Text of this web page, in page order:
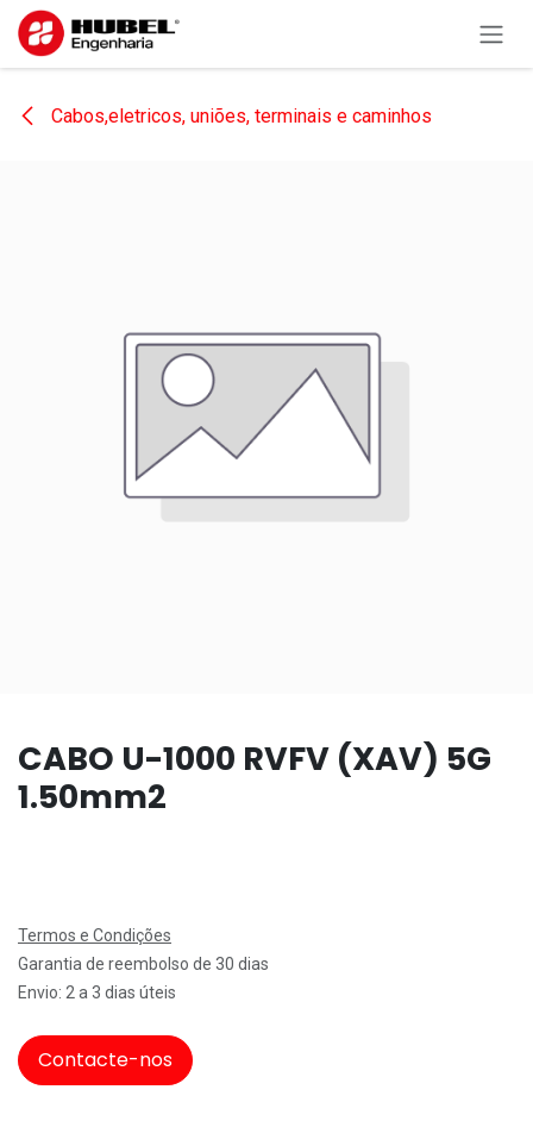
Pular para o conteúdo
Cabos,eletricos, uniões, terminais e caminhos
CABO U-1000 RVFV (XAV) 5G
1.50mm2
Termos e Condições
Garantia de reembolso de 30 dias
Envio: 2 a 3 dias úteis
Contacte-nos